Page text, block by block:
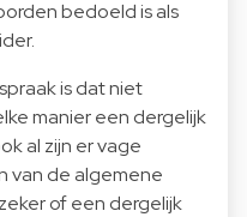
bedoeld is als
is dat niet
manier een dergelijk
al zijn er vage
van de algemene
of een dergelijk